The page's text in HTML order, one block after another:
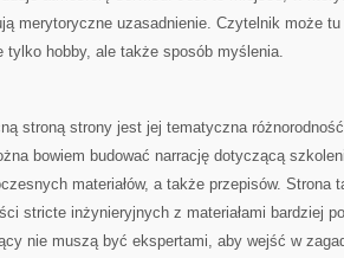
merytoryczne uzasadnienie. Czytelnik może
tylko hobby, ale także sposób myślenia.
stroną strony jest jej tematyczna
bowiem budować narrację dotyczącą
materiałów, a także przepisów. Strona
stricte inżynieryjnych z materiałami bardziej
nie muszą być ekspertami, aby wejść w